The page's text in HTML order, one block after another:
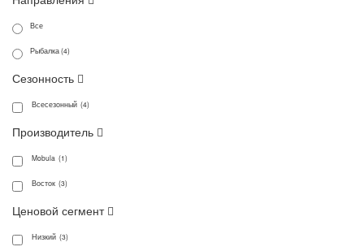
Все
Рыбалка (4)
Сезонность
Всесезонный (4)
Производитель
Mobula (1)
Восток (3)
Ценовой сегмент
Низкий (3)